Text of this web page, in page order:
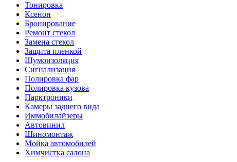
Тонировка
Ксенон
Бронирование
Ремонт стекол
Замена стекол
Защита пленкой
Шумоизоляция
Сигнализация
Полировка фар
Полировка кузова
Парктроники
Камеры заднего вида
Иммобилайзеры
Автовинил
Шиномонтаж
Мойка автомобилей
Химчистка салона